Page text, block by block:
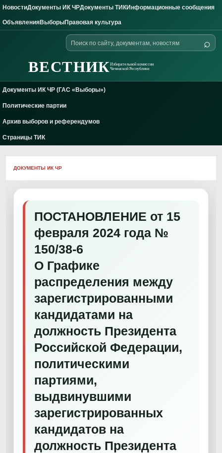
Skip to content
НовостиДокументы ИК ЧРДокументы ТИКИнформационные сообщения
ОбъявленияВыборыПравовая культура
ВЕСТНИКИзбирательной комиссии
Чеченской Республики
Поиск
по
⌕
Документы ИК ЧР (ГАС «Выборы»)
Политические партии
Архив выборов и референдумов
Страницы ТИК
ДОКУМЕНТЫ ИК ЧР
ПОСТАНОВЛЕНИЕ от 15
февраля 2024 года №
150/38-6
О Графике
распределения между
зарегистрированными
кандидатами на
должность Президента
Российской Федерации,
политическими
партиями,
выдвинувшими
зарегистрированных
кандидатов на
должность Президента